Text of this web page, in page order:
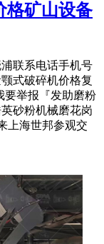
格矿山设备
联系电话手机号
式破碎机价格复
要举报『发助磨粉
砂粉机械磨花岗
上海世邦参观交